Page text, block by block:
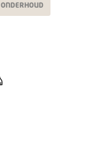
ONDERHOUD